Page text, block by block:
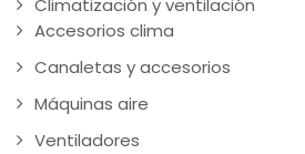
Climatización y ventilación
Accesorios clima
Canaletas y accesorios
Máquinas aire
Ventiladores